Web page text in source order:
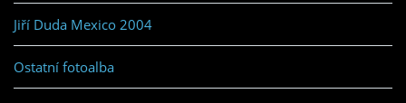
Jiří Duda Mexico 2004
Ostatní fotoalba